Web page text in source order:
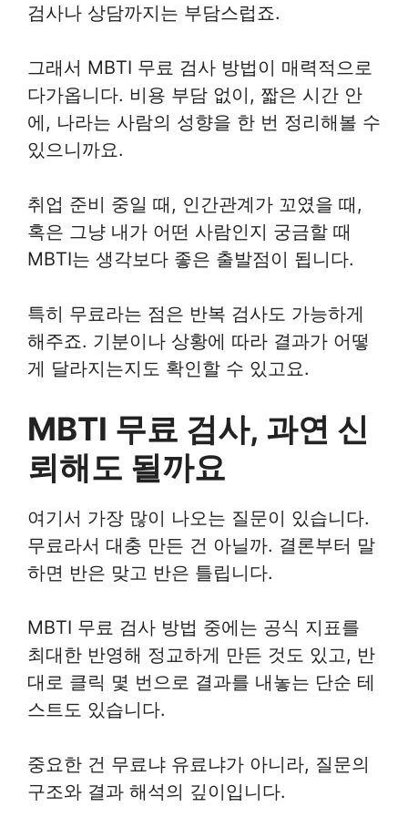
검사나 상담까지는 부담스럽죠.
그래서 MBTI 무료 검사 방법이 매력적으로
다가옵니다. 비용 부담 없이, 짧은 시간 안
에, 나라는 사람의 성향을 한 번 정리해볼 수
있으니까요.
취업 준비 중일 때, 인간관계가 꼬였을 때,
혹은 그냥 내가 어떤 사람인지 궁금할 때
MBTI는 생각보다 좋은 출발점이 됩니다.
특히 무료라는 점은 반복 검사도 가능하게
해주죠. 기분이나 상황에 따라 결과가 어떻
게 달라지는지도 확인할 수 있고요.
MBTI 무료 검사, 과연 신
뢰해도 될까요
여기서 가장 많이 나오는 질문이 있습니다.
무료라서 대충 만든 건 아닐까. 결론부터 말
하면 반은 맞고 반은 틀립니다.
MBTI 무료 검사 방법 중에는 공식 지표를
최대한 반영해 정교하게 만든 것도 있고, 반
대로 클릭 몇 번으로 결과를 내놓는 단순 테
스트도 있습니다.
중요한 건 무료냐 유료냐가 아니라, 질문의
구조와 결과 해석의 깊이입니다.